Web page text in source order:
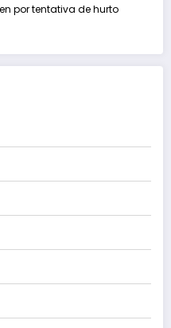
por tentativa de hurto